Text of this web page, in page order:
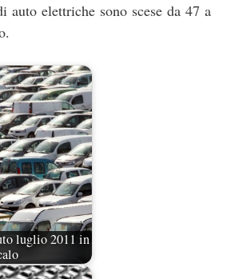
auto elettriche sono scese da 47 a
luglio 2011 in